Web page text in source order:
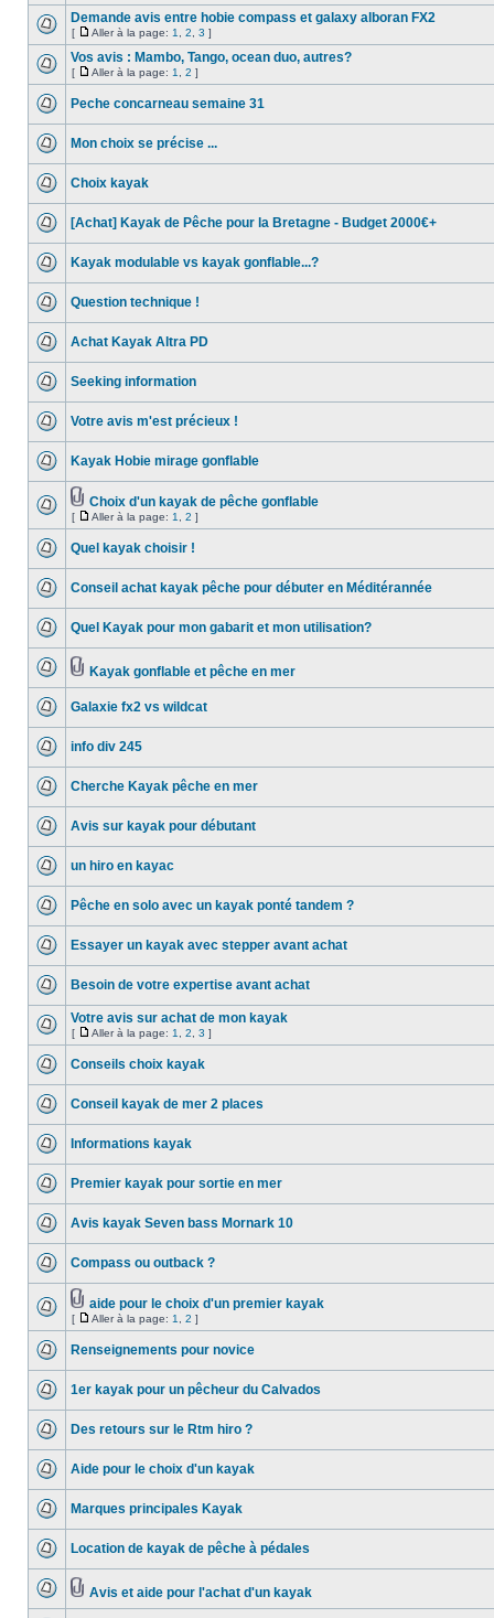
Demande avis entre hobie compass et galaxy alboran FX2
[ Aller à la page: 1 2 3 ]
Vos avis : Mambo, Tango, ocean duo, autres?
[ Aller à la page: 1 2 ]
Peche concarneau semaine 31
Mon choix se précise ...
Choix kayak
[Achat] Kayak de Pêche pour la Bretagne - Budget 2000€+
Kayak modulable vs kayak gonflable...?
Question technique !
Achat Kayak Altra PD
Seeking information
Votre avis m'est précieux !
Kayak Hobie mirage gonflable
Choix d'un kayak de pêche gonflable
[ Aller à la page: 1 2 ]
Quel kayak choisir !
Conseil achat kayak pêche pour débuter en Méditérannée
Quel Kayak pour mon gabarit et mon utilisation?
Kayak gonflable et pêche en mer
Galaxie fx2 vs wildcat
info div 245
Cherche Kayak pêche en mer
Avis sur kayak pour débutant
un hiro en kayac
Pêche en solo avec un kayak ponté tandem ?
Essayer un kayak avec stepper avant achat
Besoin de votre expertise avant achat
Votre avis sur achat de mon kayak
[ Aller à la page: 1 2 3 ]
Conseils choix kayak
Conseil kayak de mer 2 places
Informations kayak
Premier kayak pour sortie en mer
Avis kayak Seven bass Mornark 10
Compass ou outback ?
aide pour le choix d'un premier kayak
[ Aller à la page: 1 2 ]
Renseignements pour novice
1er kayak pour un pêcheur du Calvados
Des retours sur le Rtm hiro ?
Aide pour le choix d'un kayak
Marques principales Kayak
Location de kayak de pêche à pédales
Avis et aide pour l'achat d'un kayak